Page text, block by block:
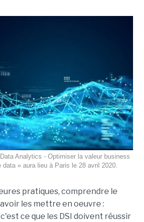
Analytics - Optimiser la valeur business
data » aura lieu à Paris le 28 avril 2020.
pratiques, comprendre le
les mettre en oeuvre :
ce que les DSI doivent réussir